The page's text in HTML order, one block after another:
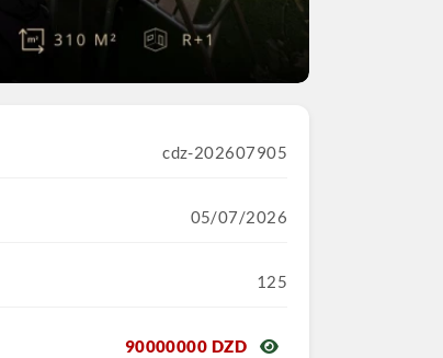
cdz-202607905
05/07/2026
125
90000000 DZD